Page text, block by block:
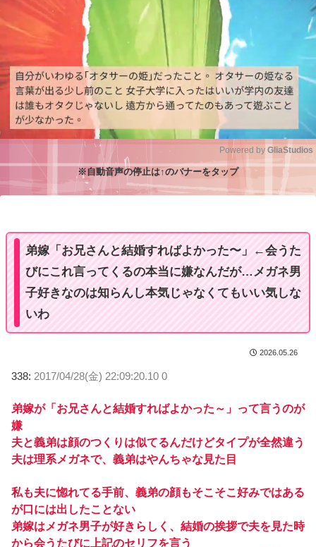
u
Powered by GliaStudios
※自動音声の停止は↑のバナーをタップ
弟嫁「お兄さんと結婚すればよかった〜」←会うた
びにこれ言ってくるの本当に嫌なんだが…メガネ男
子好きなのは知らんし本気じゃなくてもいい気しな
いわ
2026.05.26
338: 2017/04/28(金) 22:09:20.10 0
弟嫁が「お兄さんと結婚すればよかった～」って言うのが
嫌
夫と義弟は顔のつくりは似てるんだけどタイプが全然違う
夫は理系メガネで、義弟はやんちゃな見た目
私も夫に惚れてる手前、義弟の顔もそこそこ好みではある
が口には出したことない
弟嫁はメガネ男子が好きらしく、結婚の挨拶で夫を見た時
から会うたびに上記のセリフを言う